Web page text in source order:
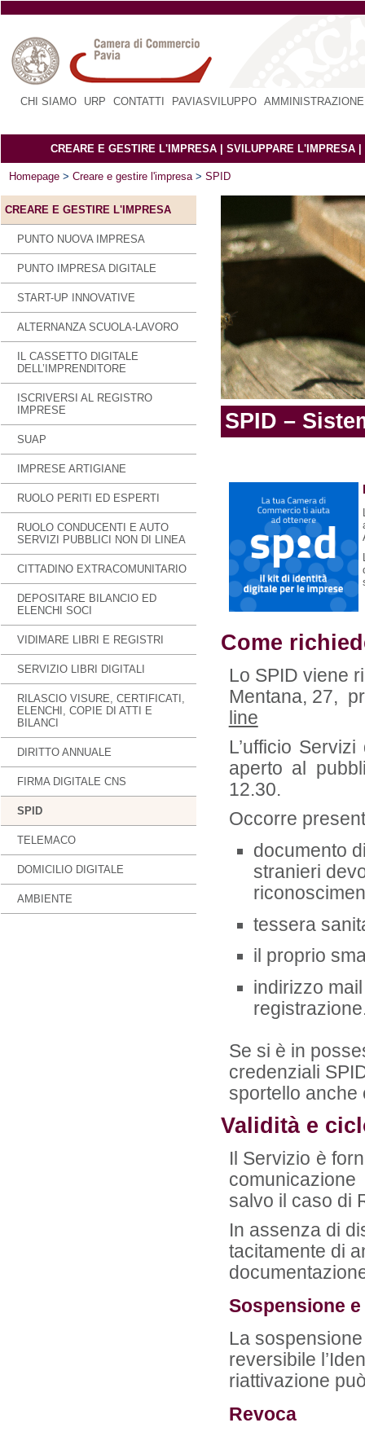
CHI SIAMO URP CONTATTI PAVIASVILUPPO
CREARE E GESTIRE L'IMPRESA SVILUPPARE L'IMPRESA
Homepage > Creare e gestire l'impresa> SPID
CREARE E GESTIRE L'IMPRESA
PUNTO NUOVA IMPRESA
PUNTO IMPRESA DIGITALE
START-UP INNOVATIVE
ALTERNANZA SCUOLA-LAVORO
IL CASSETTO DIGITALE
DELL’IMPRENDITORE
ISCRIVERSI AL REGISTRO
IMPRESE
SUAP
IMPRESE ARTIGIANE
RUOLO PERITI ED ESPERTI
RUOLO CONDUCENTI E AUTO
SERVIZI PUBBLICI NON DI LINEA
CITTADINO EXTRACOMUNITARIO
DEPOSITARE BILANCIO ED
ELENCHI SOCI
VIDIMARE LIBRI E REGISTRI
SERVIZIO LIBRI DIGITALI
RILASCIO VISURE, CERTIFICATI,
ELENCHI, COPIE DI ATTI E
BILANCI
DIRITTO ANNUALE
FIRMA DIGITALE CNS
SPID
TELEMACO
DOMICILIO DIGITALE
AMBIENTE
SPID –
Come
Lo SPID viene
Mentana, 27,
line
L’ufficio
aperto al
12.30.
Occorre
documento
stranieri
tessera
il proprio
indirizzo
Se si è in
credenziali
sportello anche
Validità e
Il Servizio è
salvo il caso di
In assenza di
tacitamente di
Sospensione
La
reversibile
riattivazione
Revoca